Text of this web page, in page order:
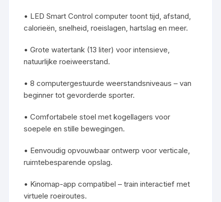
• LED Smart Control computer toont tijd, afstand,
calorieën, snelheid, roeislagen, hartslag en meer.
• Grote watertank (13 liter) voor intensieve,
natuurlijke roeiweerstand.
• 8 computergestuurde weerstandsniveaus – van
beginner tot gevorderde sporter.
• Comfortabele stoel met kogellagers voor
soepele en stille bewegingen.
• Eenvoudig opvouwbaar ontwerp voor verticale,
ruimtebesparende opslag.
• Kinomap-app compatibel – train interactief met
virtuele roei­routes.